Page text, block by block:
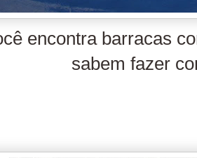
encontra barracas
sabem fazer